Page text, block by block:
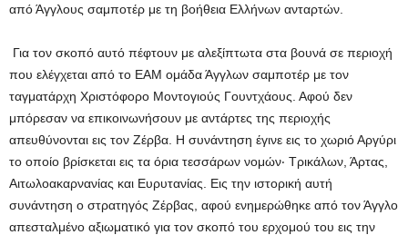
από Άγγλους σαμποτέρ με τη βοήθεια Ελλήνων ανταρτών.
Για τον σκοπό αυτό πέφτουν με αλεξίπτωτα στα βουνά σε περιοχή
που ελέγχεται από το ΕΑΜ ομάδα Άγγλων σαμποτέρ με τον
ταγματάρχη Χριστόφορο Μοντογιούς Γουντχάους. Αφού δεν
μπόρεσαν να επικοινωνήσουν με αντάρτες της περιοχής
απευθύνονται εις τον Ζέρβα. Η συνάντηση έγινε εις το χωριό Αργύρι
το οποίο βρίσκεται εις τα όρια τεσσάρων νομών‧ Τρικάλων, Άρτας,
Αιτωλοακαρνανίας και Ευρυτανίας. Εις την ιστορική αυτή
συνάντηση ο στρατηγός Ζέρβας, αφού ενημερώθηκε από τον Άγγλο
απεσταλμένο αξιωματικό για τον σκοπό του ερχομού του εις την